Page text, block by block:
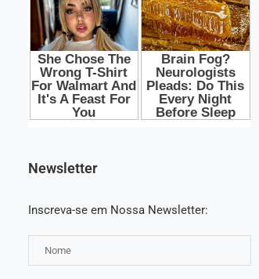
Newsletter
Inscreva-se em Nossa Newsletter: